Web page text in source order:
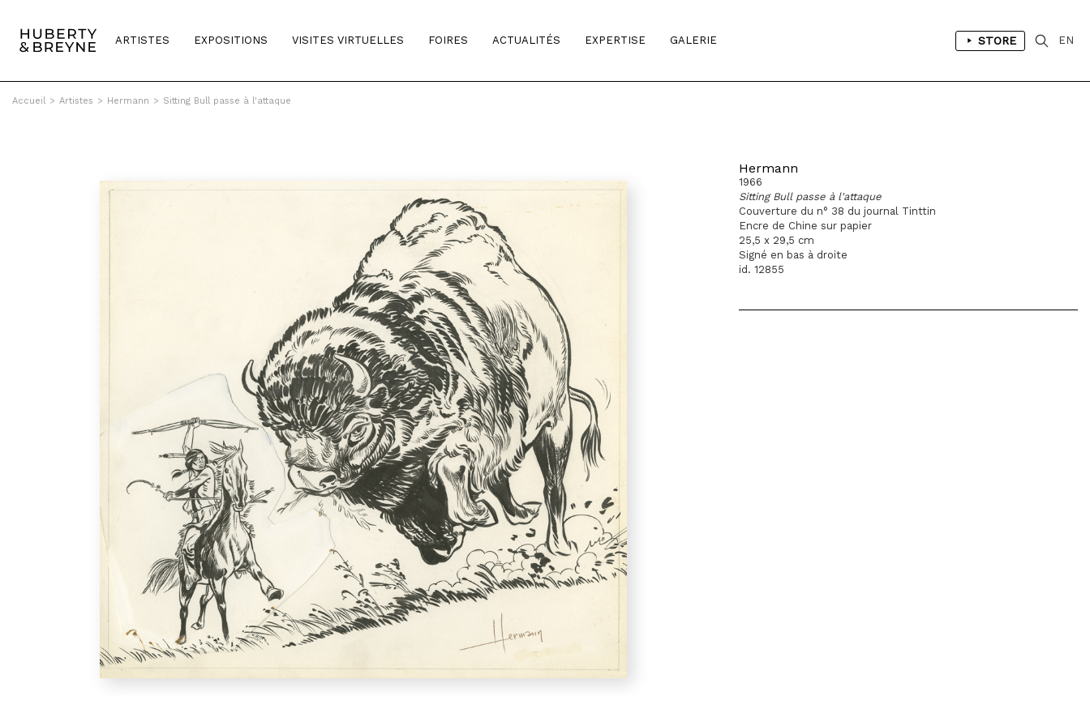
ARTISTES EXPOSITIONS VISITES VIRTUELLES FOIRES ACTUALITÉS EXPERTISE GALERIE STORE EN
Accueil > Artistes > Hermann > Sitting Bull passe à l'attaque
Hermann
1966
Sitting Bull passe à l'attaque
Couverture du n° 38 du journal Tinttin
Encre de Chine sur papier
25,5 x 29,5 cm
Signé en bas à droite
id. 12855